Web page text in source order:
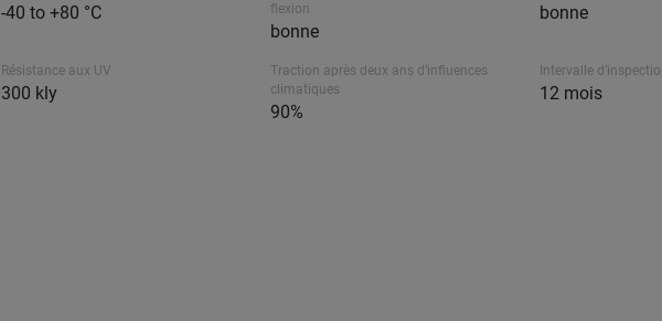
-40 to +80 °C
flexion
bonne
bonne
Résistance aux UV
300 kly
Traction après deux ans d’influences
climatiques
90%
Intervalle
12 mois